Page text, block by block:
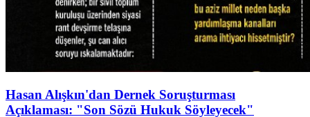
Hasan Alışkın'dan Dernek Soruşturması
Açıklaması: "Son Sözü Hukuk Söyleyecek"